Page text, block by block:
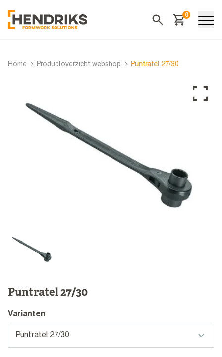
0
Winkelwagen
Home Productoverzicht webshop Puntratel 27/30
Puntratel 27/30
Varianten